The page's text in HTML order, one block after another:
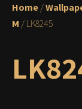
Home/
M / LK8245